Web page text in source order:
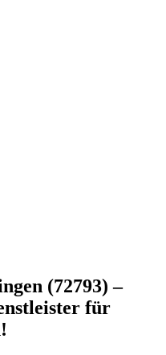
(72793) –
für